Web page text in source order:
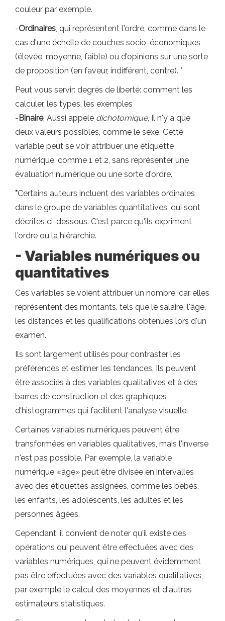
couleur par exemple.
-Ordinaires , qui représentent l'ordre, comme dans le
cas d'une échelle de couches socio-économiques
(élevée, moyenne, faible) ou d'opinions sur une sorte
de proposition (en faveur, indifférent, contre). *
Peut vous servir: degrés de liberté: comment les
calculer, les types, les exemples
-Binaire, Aussi appelé dichotomique, Il n'y a que
deux valeurs possibles, comme le sexe. Cette
variable peut se voir attribuer une étiquette
numérique, comme 1 et 2, sans représenter une
évaluation numérique ou une sorte d'ordre.
*Certains auteurs incluent des variables ordinales
dans le groupe de variables quantitatives, qui sont
décrites ci-dessous. C'est parce qu'ils expriment
l'ordre ou la hiérarchie.
- Variables numériques ou
quantitatives
Ces variables se voient attribuer un nombre, car elles
représentent des montants, tels que le salaire, l'âge,
les distances et les qualifications obtenues lors d'un
examen.
Ils sont largement utilisés pour contraster les
préférences et estimer les tendances. Ils peuvent
être associés à des variables qualitatives et à des
barres de construction et des graphiques
d'histogrammes qui facilitent l'analyse visuelle.
Certaines variables numériques peuvent être
transformées en variables qualitatives, mais l'inverse
n'est pas possible. Par exemple, la variable
numérique «âge» peut être divisée en intervalles
avec des étiquettes assignées, comme les bébés,
les enfants, les adolescents, les adultes et les
personnes âgées.
Cependant, il convient de noter qu'il existe des
opérations qui peuvent être effectuées avec des
variables numériques, qui ne peuvent évidemment
pas être effectuées avec des variables qualitatives,
par exemple le calcul des moyennes et d'autres
estimateurs statistiques.